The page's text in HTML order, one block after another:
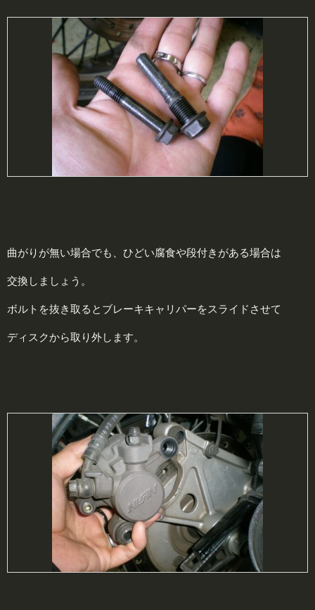
曲がりが無い場合でも、ひどい腐食や段付きがある場合は
交換しましょう。
ボルトを抜き取るとブレーキキャリパーをスライドさせて
ディスクから取り外します。